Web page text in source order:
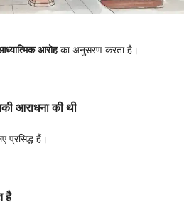
आरोहका अनुसरण करता है।
आराधना की थी
प्रसिद्ध हैं।
है